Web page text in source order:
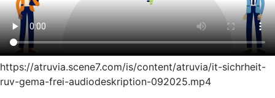
https://atruvia.scene7.com/is/content/atruvia/it-sichrheit-
ruv-gema-frei-audiodeskription-092025.mp4